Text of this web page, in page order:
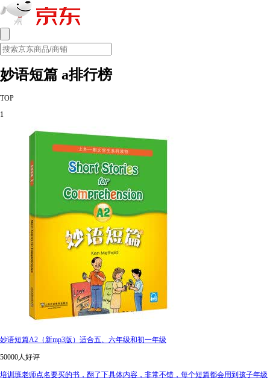
妙语短篇 a排行榜
TOP
1
妙语短篇A2（新mp3版）适合五、六年级和初一年级
50000人好评
培训班老师点名要买的书，翻了下具体内容，非常不错，每个短篇都会用到孩子年级